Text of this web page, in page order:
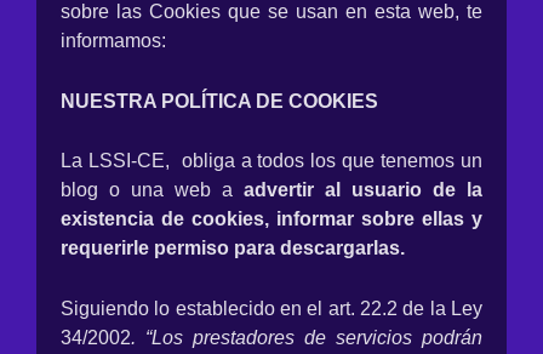
sobre las Cookies que se usan en esta web, te
informamos:
NUESTRA POLÍTICA DE COOKIES
La LSSI-CE, obliga a todos los que tenemos un
blog o una web a advertir al usuario de la
existencia de cookies, informar sobre ellas y
requerirle permiso para descargarlas.
Siguiendo lo establecido en el art. 22.2 de la Ley
34/2002. “Los prestadores de servicios podrán